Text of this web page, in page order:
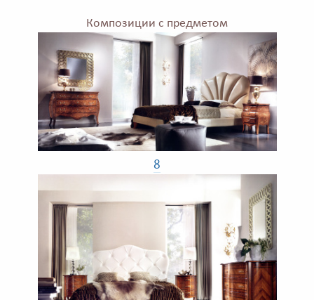
Композиции с предметом
8